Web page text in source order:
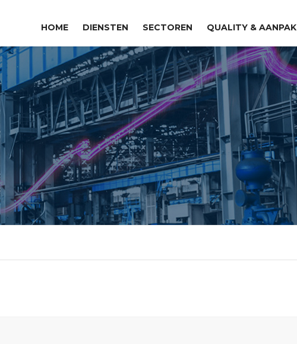
HOME DIENSTEN
PIPING & MECHANISCH
ONDERHOUD
ON-SITE MONTAGE &
SHUTDOWNS
METAAL PROJECTEN
TECHNISCH ONDERHOUD
OPPERVLAKTEBEHANDELING
SECTOREN QUALITY & AANPAK